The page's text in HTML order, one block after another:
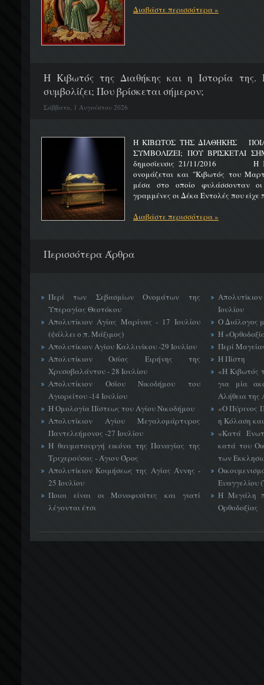
Διαβάστε περισσότερα »
H Κιβωτός της Διαθήκης και η Ιστορία της.
συμβολίζει; Που βρίσκεται σήμερον;
Σάββατο, 1 Αυγούστου 2026
Η ΚΙΒΩΤΟΣ ΤΗΣ ΔΙΑΘΗΚΗΣ
ΣΥΜΒΟΛΙΖΕΙ; ΠΟΥ
δημοσίευσις 21/11/2016 Η
ονομάζεται και "Κιβωτός του
μέσα στο οποίο φυλάσσονταν
γραμμένες οι Δέκα Εντολές που είχε
Διαβάστε περισσότερα »
Περισσότερα Άρθρα
Περί των Σεβασμίων Ονομάτων της
Υπεραγίας Θεοτόκου
Απολυτίκιον Αγίας Μαρίνας - 17 Ιουλίου
(ψάλλει ο π. Μάξιμος)
Απολυτίκιον Αγίου Καλλινίκου -29 Ιουλίου
Απολυτίκιον Οσίας Ειρήνης της
Χρυσοβαλάντου - 28 Ιουλίου
Απολυτίκιον Οσίου Νικοδήμου του
Αγιορείτου -14 Ιουλίου
Η Ομολογία Πίστεως του Αγίου Νικοδήμου
Απολυτίκιον Αγίου Μεγαλομάρτυρος
Παντελεήμονος -27 Ιουλίου
Η θαυματουργή εικόνα της Παναγίας της
Τριχερούσας - Άγιον Όρος
Απολυτίκιον Κοιμήσεως της Αγίας Άννης -
25 Ιουλίου
Ποιοι είναι οι Μονοφυσίτες και γιατί
λέγονται έτσι
Ιουλίου
Ο Διάλογος
Η
Περί
Η Πίστη
«H Κιβωτός
για μία
Αλήθεια της
«Ο Πύρινος
η Κόλαση
«Κατά
κατά του
των
Ευαγγελίου
Η Μεγάλη
Ορθοδοξίας